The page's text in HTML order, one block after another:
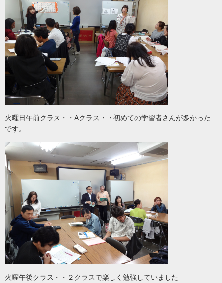
火曜日午前クラス・・Aクラス・・初めての学習者さんが多かった
です。
火曜午後クラス・・２クラスで楽しく勉強していました